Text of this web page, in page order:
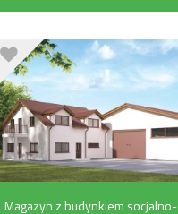
pom. pomocniczymi (405 m²)
Magazyn z budynkiem socjalno-